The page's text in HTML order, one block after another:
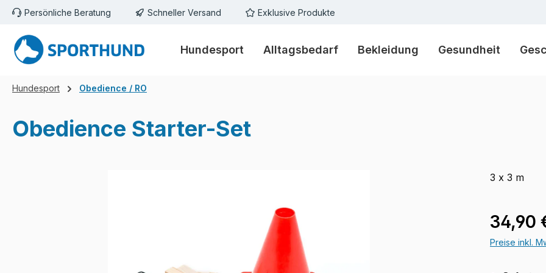
Hauptinhalt springen
Zur Suche springen
Zur Hauptnavigation springen
Persönliche Beratung Schneller Versand Exklusive Produkte
Hundesport Alltagsbedarf Bekleidung Gesundheit
Hundesport Obedience / RO
Obedience Starter-Set
3 x 3 m
34,90
Preise inkl.